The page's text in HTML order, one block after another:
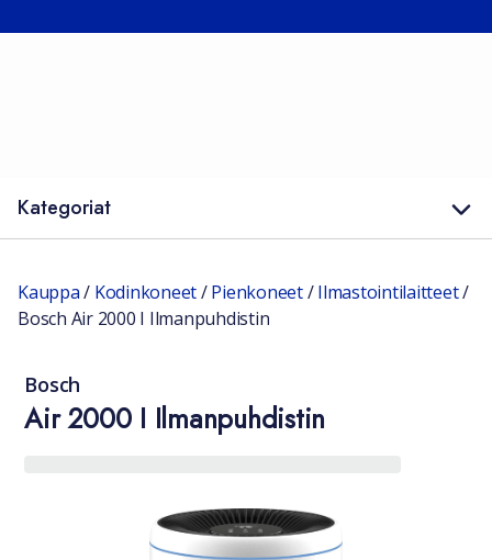
Kategoriat
Kauppa/ Kodinkoneet/Pienkoneet/Ilmastointilaitteet/
Bosch Air 2000 I Ilmanpuhdistin
Air 2000 I Ilmanpuhdistin
Bosch